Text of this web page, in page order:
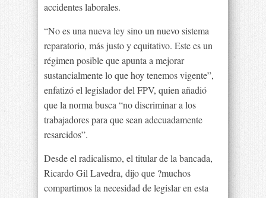
accidentes laborales.
“No es una nueva ley sino un nuevo sistema
reparatorio, más justo y equitativo. Este es un
régimen posible que apunta a mejorar
sustancialmente lo que hoy tenemos vigente”,
enfatizó el legislador del FPV, quien añadió
que la norma busca “no discriminar a los
trabajadores para que sean adecuadamente
resarcidos”.
Desde el radicalismo, el titular de la bancada,
Ricardo Gil Lavedra, dijo que ?muchos
compartimos la necesidad de legislar en esta